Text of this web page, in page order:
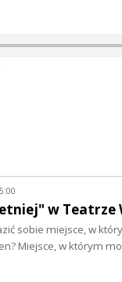
w Teatrze
sobie miejsce, w
Miejsce, w którym